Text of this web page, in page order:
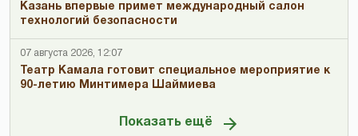
Казань впервые примет международный салон
технологий безопасности
07 августа 2026, 12:07
Театр Камала готовит специальное мероприятие к
90-летию Минтимера Шаймиева
Показать ещё